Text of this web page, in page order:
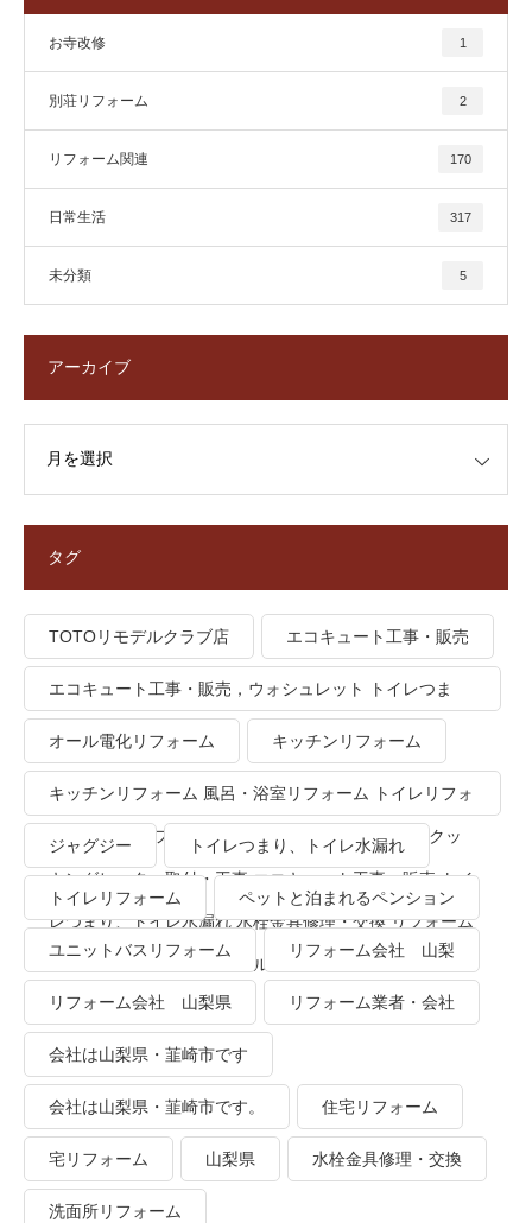
お寺改修 1
別荘リフォーム 2
リフォーム関連 170
日常生活 317
未分類 5
アーカイブ
タグ
TOTOリモデルクラブ店 エコキュート工事・販売
エコキュート工事・販売，ウォシュレット トイレつま
り、トイレ水漏れ
オール電化リフォーム キッチンリフォーム
キッチンリフォーム 風呂・浴室リフォーム トイレリフォ
ーム 洗面所リフォーム オール電化リフォーム ＩＨクッ
キングヒーター取付・工事 エコキュート工事・販売 トイ
レつまり、トイレ水漏れ 水栓金具修理・交換 リフォーム
業者・会社 ＴＯＴＯリモデルクラブ
ジャグジー トイレつまり、トイレ水漏れ
トイレリフォーム ペットと泊まれるペンション
ユニットバスリフォーム リフォーム会社 山梨
リフォーム会社 山梨県 リフォーム業者・会社
会社は山梨県・韮崎市です
会社は山梨県・韮崎市です。 住宅リフォーム
宅リフォーム 山梨県 水栓金具修理・交換
洗面所リフォーム